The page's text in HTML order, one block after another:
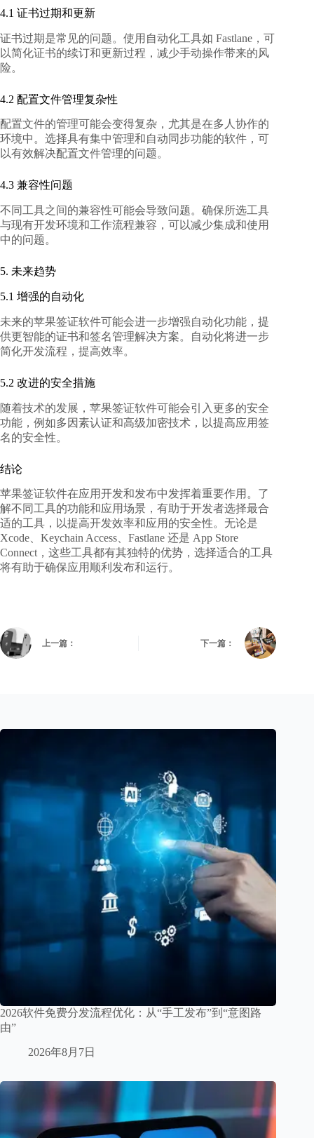
4.1 证书过期和更新
证书过期是常见的问题。使用自动化工具如 Fastlane，可
以简化证书的续订和更新过程，减少手动操作带来的风
险。
4.2 配置文件管理复杂性
配置文件的管理可能会变得复杂，尤其是在多人协作的
环境中。选择具有集中管理和自动同步功能的软件，可
以有效解决配置文件管理的问题。
4.3 兼容性问题
不同工具之间的兼容性可能会导致问题。确保所选工具
与现有开发环境和工作流程兼容，可以减少集成和使用
中的问题。
5. 未来趋势
5.1 增强的自动化
未来的苹果签证软件可能会进一步增强自动化功能，提
供更智能的证书和签名管理解决方案。自动化将进一步
简化开发流程，提高效率。
5.2 改进的安全措施
随着技术的发展，苹果签证软件可能会引入更多的安全
功能，例如多因素认证和高级加密技术，以提高应用签
名的安全性。
结论
苹果签证软件在应用开发和发布中发挥着重要作用。了
解不同工具的功能和应用场景，有助于开发者选择最合
适的工具，以提高开发效率和应用的安全性。无论是
Xcode、Keychain Access、Fastlane 还是 App Store
Connect，这些工具都有其独特的优势，选择适合的工具
将有助于确保应用顺利发布和运行。
上一篇： 下一篇：
2026软件免费分发流程优化：从“手工发布”到“意图路
由”
2026年8月7日